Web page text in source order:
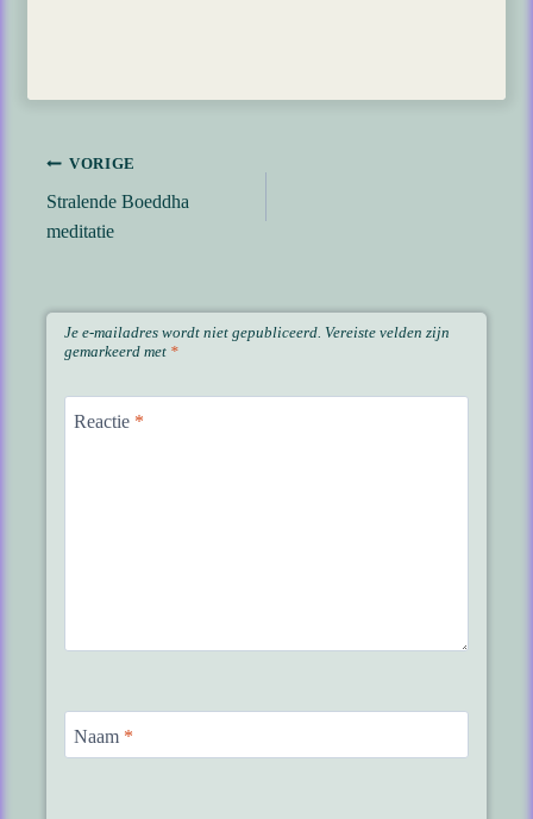
Bericht
navigatie
VORIGE
Stralende Boeddha
meditatie
Je e-mailadres wordt niet gepubliceerd. Vereiste velden zijn
gemarkeerd met *
Reactie *
Naam *